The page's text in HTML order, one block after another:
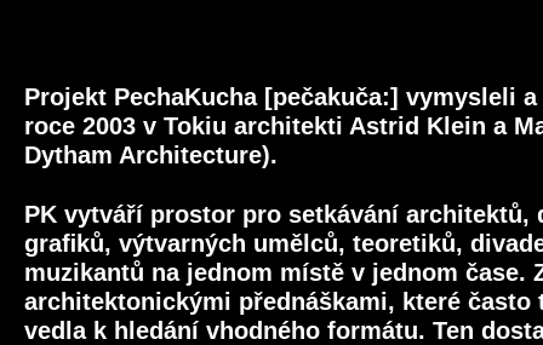
Projekt PechaKucha [pečakuča:] vymysleli
roce 2003 v Tokiu architekti Astrid Klein a
Dytham Architecture).
PK vytváří prostor pro setkávání architektů,
graﬁků, výtvarných umělců, teoretiků,
muzikantů na jednom místě v jednom čase.
architektonickými přednáškami, které často
vedla k hledání vhodného formátu. Ten